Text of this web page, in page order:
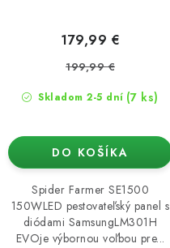
Skladom 2-5 dní (7 ks)
179,99 €
199,99 €
DO KOŠÍKA
Spider Farmer SE1500
150WLED pestovateľský panel s
diódami SamsungLM301H
EVOje výbornou voľbou pre...